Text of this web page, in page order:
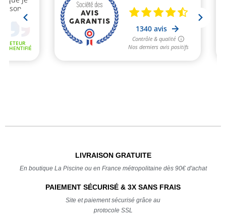
LIVRAISON GRATUITE
En boutique La Piscine ou en France métropolitaine dès 90€ d'achat
PAIEMENT SÉCURISÉ & 3X SANS FRAIS
Site et paiement sécurisé grâce au
protocole SSL